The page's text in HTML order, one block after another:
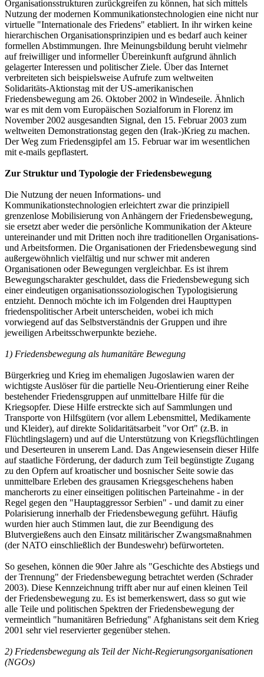
Organisationsstrukturen zurückgreifen zu können, hat sich mittels
Nutzung der modernen Kommunikationstechnologien eine nicht nur
virtuelle "Internationale des Friedens" etabliert. In ihr wirken keine
hierarchischen Organisationsprinzipien und es bedarf auch keiner
formellen Abstimmungen. Ihre Meinungsbildung beruht vielmehr
auf freiwilliger und informeller Übereinkunft aufgrund ähnlich
gelagerter Interessen und politischer Ziele. Über das Internet
verbreiteten sich beispielsweise Aufrufe zum weltweiten
Solidaritäts-Aktionstag mit der US-amerikanischen
Friedensbewegung am 26. Oktober 2002 in Windeseile. Ähnlich
war es mit dem vom Europäischen Sozialforum in Florenz im
November 2002 ausgesandten Signal, den 15. Februar 2003 zum
weltweiten Demonstrationstag gegen den (Irak-)Krieg zu machen.
Der Weg zum Friedensgipfel am 15. Februar war im wesentlichen
mit e-mails gepflastert.
Zur Struktur und Typologie der Friedensbewegung
Die Nutzung der neuen Informations- und
Kommunikationstechnologien erleichtert zwar die prinzipiell
grenzenlose Mobilisierung von Anhängern der Friedensbewegung,
sie ersetzt aber weder die persönliche Kommunikation der Akteure
untereinander und mit Dritten noch ihre traditionellen Organisations-
und Arbeitsformen. Die Organisationen der Friedensbewegung sind
außergewöhnlich vielfältig und nur schwer mit anderen
Organisationen oder Bewegungen vergleichbar. Es ist ihrem
Bewegungscharakter geschuldet, dass die Friedensbewegung sich
einer eindeutigen organisationssoziologischen Typologisierung
entzieht. Dennoch möchte ich im Folgenden drei Haupttypen
friedenspolitischer Arbeit unterscheiden, wobei ich mich
vorwiegend auf das Selbstverständnis der Gruppen und ihre
jeweiligen Arbeitsschwerpunkte beziehe.
1) Friedensbewegung als humanitäre Bewegung
Bürgerkrieg und Krieg im ehemaligen Jugoslawien waren der
wichtigste Auslöser für die partielle Neu-Orientierung einer Reihe
bestehender Friedensgruppen auf unmittelbare Hilfe für die
Kriegsopfer. Diese Hilfe erstreckte sich auf Sammlungen und
Transporte von Hilfsgütern (vor allem Lebensmittel, Medikamente
und Kleider), auf direkte Solidaritätsarbeit "vor Ort" (z.B. in
Flüchtlingslagern) und auf die Unterstützung von Kriegsflüchtlingen
und Deserteuren in unserem Land. Das Angewiesensein dieser Hilfe
auf staatliche Förderung, der dadurch zum Teil begünstigte Zugang
zu den Opfern auf kroatischer und bosnischer Seite sowie das
unmittelbare Erleben des grausamen Kriegsgeschehens haben
mancherorts zu einer einseitigen politischen Parteinahme - in der
Regel gegen den "Hauptaggressor Serbien" - und damit zu einer
Polarisierung innerhalb der Friedensbewegung geführt. Häufig
wurden hier auch Stimmen laut, die zur Beendigung des
Blutvergießens auch den Einsatz militärischer Zwangsmaßnahmen
(der NATO einschließlich der Bundeswehr) befürworteten.
So gesehen, können die 90er Jahre als "Geschichte des Abstiegs und
der Trennung" der Friedensbewegung betrachtet werden (Schrader
2003). Diese Kennzeichnung trifft aber nur auf einen kleinen Teil
der Friedensbewegung zu. Es ist bemerkenswert, dass so gut wie
alle Teile und politischen Spektren der Friedensbewegung der
vermeintlich "humanitären Befriedung" Afghanistans seit dem Krieg
2001 sehr viel reservierter gegenüber stehen.
2) Friedensbewegung als Teil der Nicht-Regierungsorganisationen
(NGOs)